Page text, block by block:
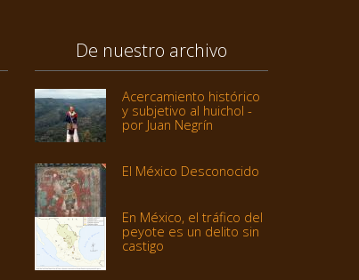
De nuestro archivo
Acercamiento histórico
y subjetivo al huichol -
por Juan Negrín
El México Desconocido
En México, el tráfico del
peyote es un delito sin
castigo